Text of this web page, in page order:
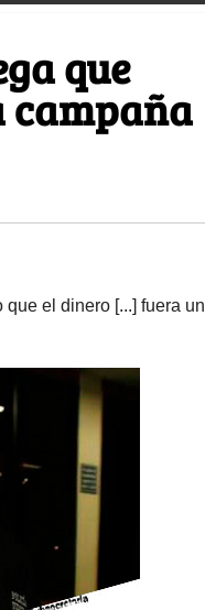
que
campaña
el dinero [...] fuera un